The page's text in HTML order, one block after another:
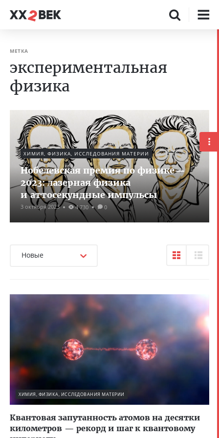
МЕТКА
экспериментальная
физика
ХИМИЯ, ФИЗИКА, ИССЛЕДОВАНИЯ МАТЕРИИ
Нобелевская премия по физике—
2023: лазерная физика
и аттосекундные импульсы
3 октября 2023 4 730 0
Новые
ХИМИЯ, ФИЗИКА, ИССЛЕДОВАНИЯ МАТЕРИИ
Квантовая запутанность атомов на десятки
километров — рекорд и шаг к квантовому